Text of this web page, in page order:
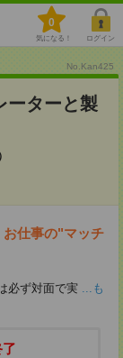
0
気になる！ ログイン
No.Kan425
ーターと製
お仕事の"マッチ
必ず対面で実 ...も